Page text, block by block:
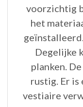
voorzichtig
het
Degelijke
planken.
rustig. Er is
vestiaire